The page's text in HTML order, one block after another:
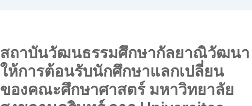
สถาบันวัฒนธรรมศึกษากัลยาณิวัฒนา
ให้การต้อนรับนักศึกษาแลกเปลี่ยน
ของคณะศึกษาศาสตร์ มหาวิทยาลัย